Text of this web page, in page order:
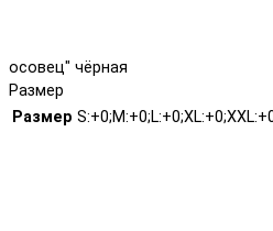
осовец" чёрная
Размер
Размер